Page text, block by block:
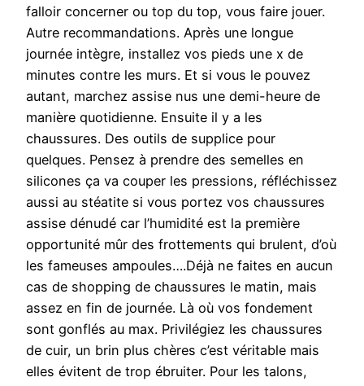
falloir concerner ou top du top, vous faire jouer.
Autre recommandations. Après une longue
journée intègre, installez vos pieds une x de
minutes contre les murs. Et si vous le pouvez
autant, marchez assise nus une demi-heure de
manière quotidienne. Ensuite il y a les
chaussures. Des outils de supplice pour
quelques. Pensez à prendre des semelles en
silicones ça va couper les pressions, réfléchissez
aussi au stéatite si vous portez vos chaussures
assise dénudé car l’humidité est la première
opportunité mûr des frottements qui brulent, d’où
les fameuses ampoules….Déjà ne faites en aucun
cas de shopping de chaussures le matin, mais
assez en fin de journée. Là où vos fondement
sont gonflés au max. Privilégiez les chaussures
de cuir, un brin plus chères c’est véritable mais
elles évitent de trop ébruiter. Pour les talons,